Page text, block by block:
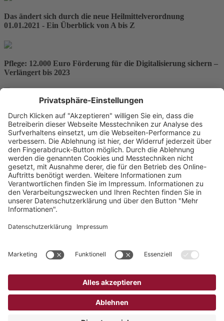
Das ändert sich durch die neue Heilmittelverordnung
01.01.2021 - Ein Überblick von A bis Z
Pflege: 12.000 Euro Förderung für die Digitalisierung sichern –
Verlängert bis 2023
Ambulante Pflege: Mathematische Optimierungen verkürzen
Touren um bis zu 20 Prozent
Sitz der Gesellschaft:
RZH Rechenzentrum
für Heilberufe GmbH
Am Schornacker 32
46485 Wesel
E-Mail: info@rzh.de
Philipp-Reis-Straße 7-9
Impressum